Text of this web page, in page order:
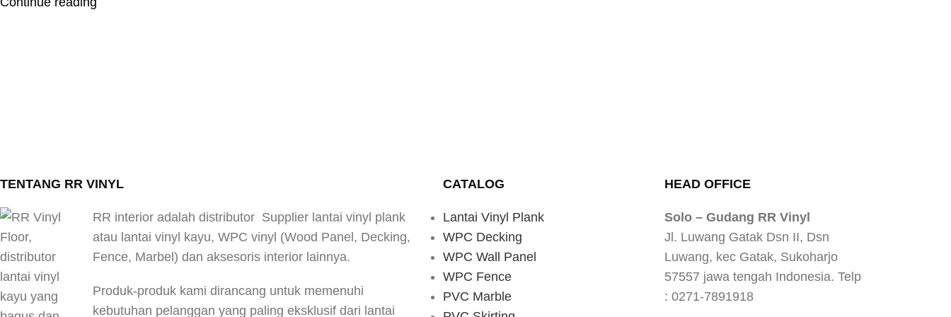
TENTANG RR VINYL
RR interior adalah distributor Supplier lantai vinyl plank
atau lantai vinyl kayu, WPC vinyl (Wood Panel, Decking,
Fence, Marbel) dan aksesoris interior lainnya.
Produk-produk kami dirancang untuk memenuhi
kebutuhan pelanggan yang paling eksklusif dari lantai
CATALOG
Lantai Vinyl Plank
WPC Decking
WPC Wall Panel
WPC Fence
PVC Marble
HEAD OFFICE
Solo – Gudang RR Vinyl
Jl. Luwang Gatak Dsn II, Dsn
Luwang, kec Gatak, Sukoharjo
57557 jawa tengah Indonesia. Telp
: 0271-7891918